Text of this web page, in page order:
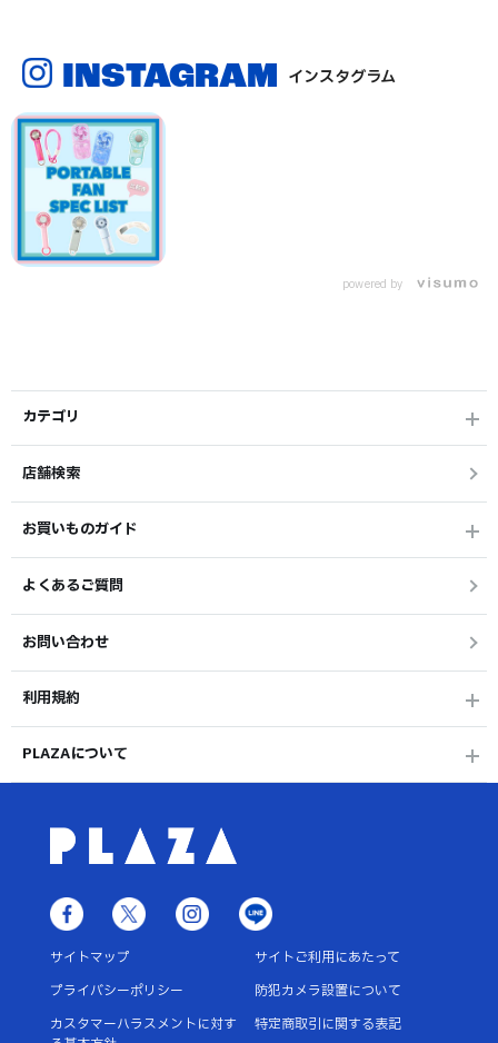
INSTAGRAM インスタグラム
powered by
カテゴリ
店舗検索
お買いものガイド
よくあるご質問
お問い合わせ
利用規約
PLAZAについて
サイトマップ
サイトご利用にあたって
プライバシーポリシー
防犯カメラ設置について
カスタマーハラスメントに対す
特定商取引に関する表記